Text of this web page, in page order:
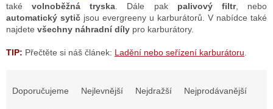
takévolnoběžná tryska . Dále pak palivový filtr, nebo
automatický sytič jsou evergreeny u karburátorů. V nabídce také
najdete všechny náhradní díly pro karburátory.
TIP: Přečtěte si náš článek: Ladění nebo seřízení karburátoru
Doporučujeme Nejlevnější Nejdražší Nejprodávanější